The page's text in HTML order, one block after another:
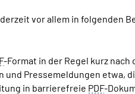
vor allem in folgenden
-Format in der Regel kurz
und Pressemeldungen etwa,
in barrierefreie PDF-